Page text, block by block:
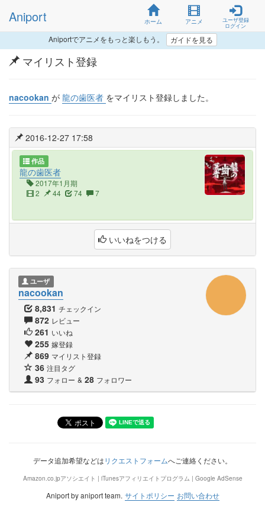
Aniport ホーム アニメ
ユーザ登録
ログイン
Aniportでアニメをもっと楽しもう。 ガイドを見る
マイリスト登録
nacookan が 龍の歯医者 をマイリスト登録しました。
2016-12-27 17:58
作品
龍の歯医者
2017年1月期
2
44 74 7
いいねをつける
ユーザ
nacookan
8,831 チェックイン
872 レビュー
261 いいね
255 嫁登録
869 マイリスト登録
36 注目タグ
93 フォロー & 28 フォロワー
データ追加希望などはリクエストフォームへご連絡ください。
Amazon.co.jpアソシエイト | iTunesアフィリエイトプログラム | Google AdSense
Aniport by aniport team. サイトポリシー お問い合わせ